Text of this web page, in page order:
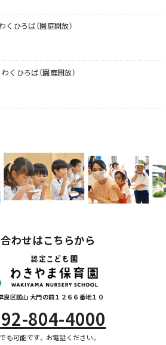
くひろば（園庭開放）
くひろば（園庭開放）
わせはこちらから
良区脇山 大門の前１２６６番地１０
804-4000
も可能です。お電話ください。